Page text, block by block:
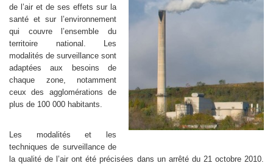
de l’air et de ses effets sur la
santé et sur l’environnement
qui couvre l’ensemble du
territoire national. Les
modalités de surveillance sont
adaptées aux besoins de
chaque zone, notamment
ceux des agglomérations de
plus de 100 000 habitants.
Les modalités et les
techniques de surveillance de
la qualité de l’air ont été précisées dans un arrêté du 21 octobre 2010.